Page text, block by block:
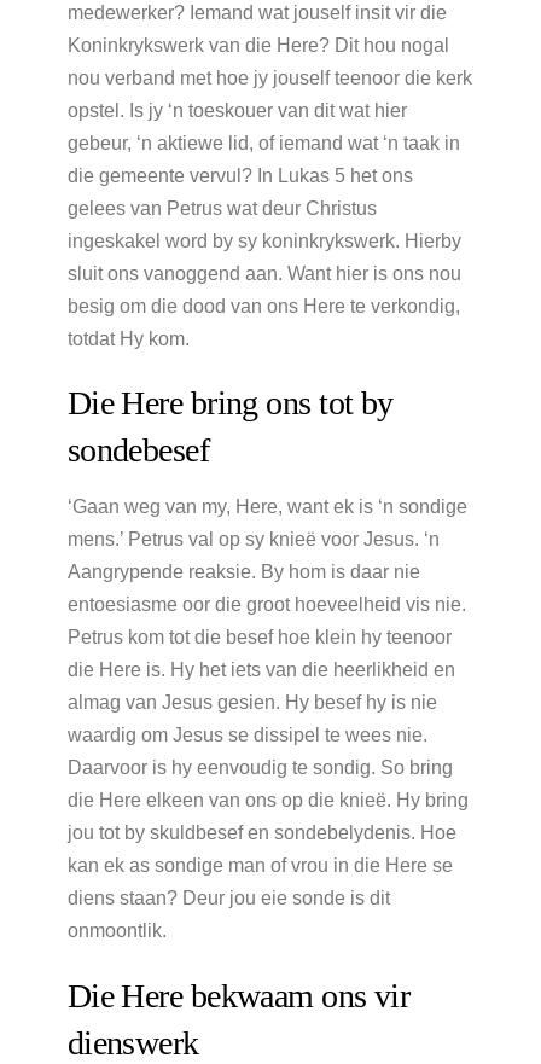
medewerker? Iemand wat jouself insit vir die
Koninkrykswerk van die Here? Dit hou nogal
nou verband met hoe jy jouself teenoor die kerk
opstel. Is jy ‘n toeskouer van dit wat hier
gebeur, ‘n aktiewe lid, of iemand wat ‘n taak in
die gemeente vervul? In Lukas 5 het ons
gelees van Petrus wat deur Christus
ingeskakel word by sy koninkrykswerk. Hierby
sluit ons vanoggend aan. Want hier is ons nou
besig om die dood van ons Here te verkondig,
totdat Hy kom.
Die Here bring ons tot by
sondebesef
‘Gaan weg van my, Here, want ek is ‘n sondige
mens.’ Petrus val op sy knieë voor Jesus. ‘n
Aangrypende reaksie. By hom is daar nie
entoesiasme oor die groot hoeveelheid vis nie.
Petrus kom tot die besef hoe klein hy teenoor
die Here is. Hy het iets van die heerlikheid en
almag van Jesus gesien. Hy besef hy is nie
waardig om Jesus se dissipel te wees nie.
Daarvoor is hy eenvoudig te sondig. So bring
die Here elkeen van ons op die knieë. Hy bring
jou tot by skuldbesef en sondebelydenis. Hoe
kan ek as sondige man of vrou in die Here se
diens staan? Deur jou eie sonde is dit
onmoontlik.
Die Here bekwaam ons vir
dienswerk